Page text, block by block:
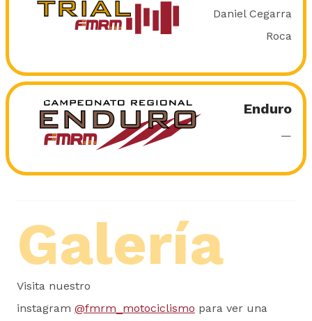
Daniel Cegarra
Roca
Enduro
—
Galería
Visita nuestro
instagram @fmrm_motociclismo para ver una